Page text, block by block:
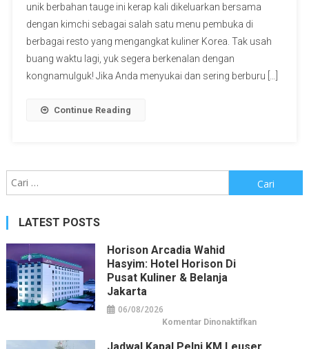
unik berbahan tauge ini kerap kali dikeluarkan bersama
dengan kimchi sebagai salah satu menu pembuka di
berbagai resto yang mengangkat kuliner Korea. Tak usah
buang waktu lagi, yuk segera berkenalan dengan
kongnamulguk! Jika Anda menyukai dan sering berburu […]
Continue Reading
untuk:
LATEST POSTS
Horison Arcadia Wahid
Hasyim: Hotel Horison Di
Pusat Kuliner & Belanja
Jakarta
06/08/2026
Komentar Dinonaktifkanpada
Wahid